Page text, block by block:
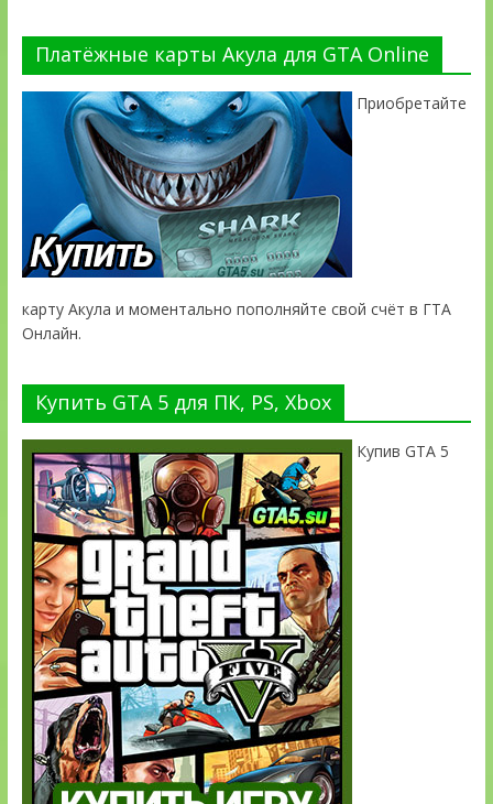
Платёжные карты Акула для GTA Online
Приобретайте
карту Акула и моментально пополняйте свой счёт в ГТА
Онлайн.
Купить GTA 5 для ПК, PS, Xbox
Купив GTA 5